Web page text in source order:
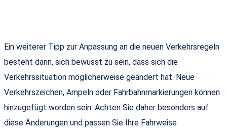
Ein weiterer Tipp zur Anpassung an die neuen Verkehrsregeln
besteht darin, sich bewusst zu sein, dass sich die
Verkehrssituation möglicherweise geändert hat. Neue
Verkehrszeichen, Ampeln oder Fahrbahnmarkierungen können
hinzugefügt worden sein. Achten Sie daher besonders auf
diese Änderungen und passen Sie Ihre Fahrweise